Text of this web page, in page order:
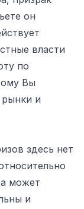
он
власти
по
Вы
и
здесь нет
может
и